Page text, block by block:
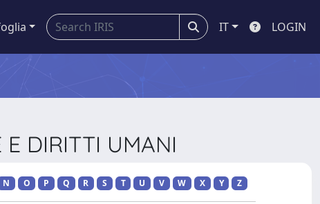
IT LOGIN
DIRITTI UMANI
N O P Q R S T U V W X Y Z